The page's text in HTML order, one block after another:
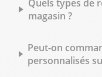
Quels types de
magasin ?
Peut-on
personnalisés